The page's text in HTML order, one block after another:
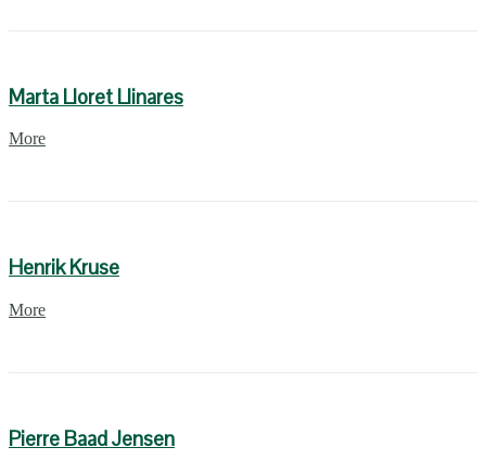
Marta Lloret Llinares
More
Henrik Kruse
More
Pierre Baad Jensen